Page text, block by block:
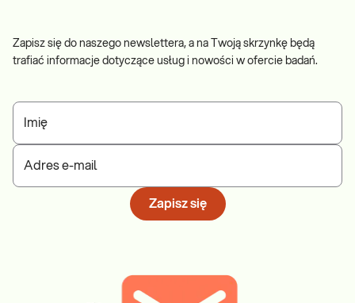
Zapisz się do naszego newslettera, a na Twoją skrzynkę będą
trafiać informacje dotyczące usług i nowości w ofercie badań.
Imię
Adres e-mail
Zapisz się